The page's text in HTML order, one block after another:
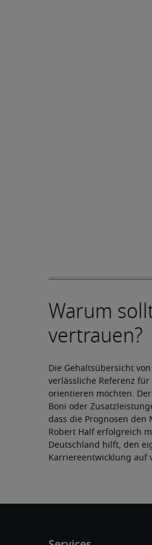
Die Gehaltsübersicht
verlässliche Referenz
orientieren möchten.
Boni oder
dass die Prognosen
Robert Half erfolgreich
Deutschland hilft, den
Karriereentwicklung auf